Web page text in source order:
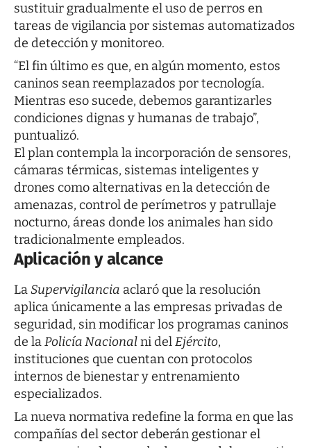
sustituir gradualmente el uso de perros en
tareas de vigilancia por sistemas automatizados
de detección y monitoreo.
“El fin último es que, en algún momento, estos
caninos sean reemplazados por tecnología.
Mientras eso sucede, debemos garantizarles
condiciones dignas y humanas de trabajo”,
puntualizó.
El plan contempla la incorporación de sensores,
cámaras térmicas, sistemas inteligentes y
drones como alternativas en la detección de
amenazas, control de perímetros y patrullaje
nocturno, áreas donde los animales han sido
tradicionalmente empleados.
Aplicación y alcance
LaSupervigilancia aclaró que la resolución
aplica únicamente a las empresas privadas de
seguridad, sin modificar los programas caninos
de laPolicía Nacionalni delEjército,
instituciones que cuentan con protocolos
internos de bienestar y entrenamiento
especializados.
La nueva normativa redefine la forma en que las
compañías del sector deberán gestionar el